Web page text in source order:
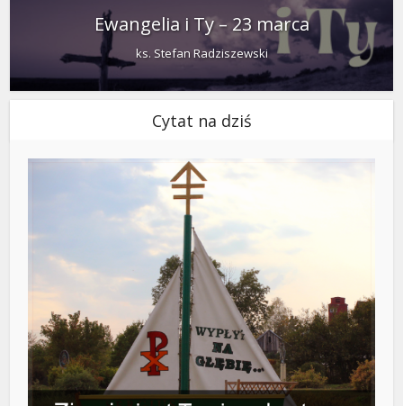
Ewangelia i Ty – 23 marca
ks. Stefan Radziszewski
Cytat na dziś